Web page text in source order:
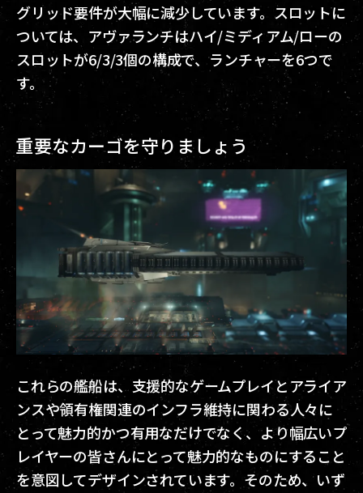
グリッド要件が大幅に減少しています。スロットに
ついては、アヴァランチはハイ/ミディアム/ローの
スロットが6/3/3個の構成で、ランチャーを6つで
す。
重要なカーゴを守りましょう
これらの艦船は、支援的なゲームプレイとアライア
ンスや領有権関連のインフラ維持に関わる人々に
とって魅力的かつ有用なだけでなく、より幅広いプ
レイヤーの皆さんにとって魅力的なものにすること
を意図してデザインされています。そのため、いず